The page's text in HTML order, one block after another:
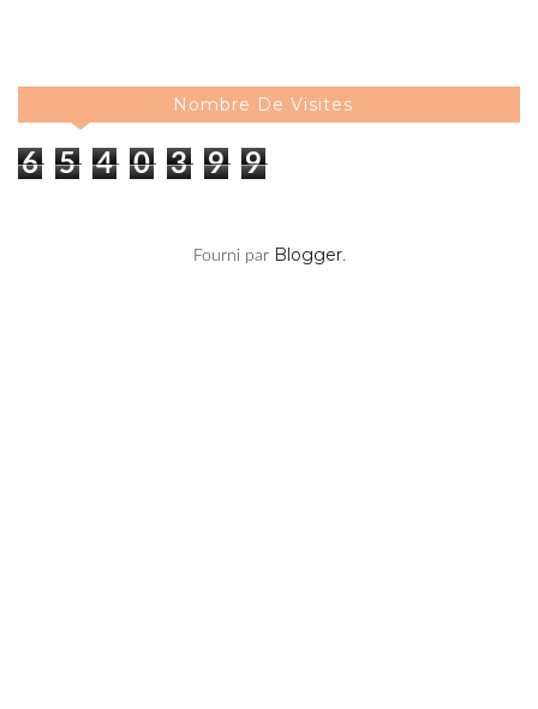
Nombre De Visites
6 5 4 0 3 9 9
Fourni par Blogger.